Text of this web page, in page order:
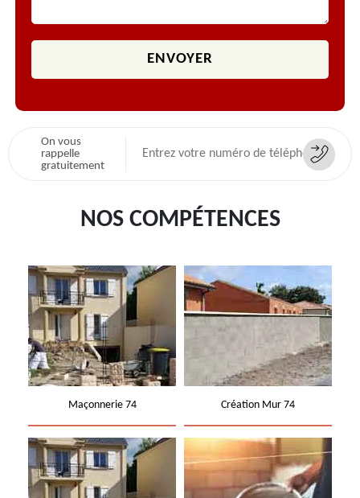
On vous
rappelle
gratuitement
NOS COMPÉTENCES
Maçonnerie 74 Création Mur 74